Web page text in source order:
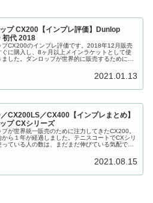
プ CX200【インプレ評価】Dunlop
初代 2018
プCX200のインプレ評価です。2018年12月販売
ぐに購入し、8ヶ月以上メインラケットとして使
ました。ダンロップが世界的に販売するために力
2021.01.13
CX200LS／CX400【インプレまとめ】
プ CXシリーズ
プが世界統一販売のために注力してきたCX200。
から１年が経過しました。テニスコートでCXシリ
っている人の数は、まだまだ伸びている気配で
を、発売開始から１年のタイミングを機に、まと
2021.08.15